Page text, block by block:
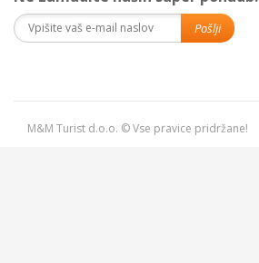
M&M Turist d.o.o. © Vse pravice pridržane!